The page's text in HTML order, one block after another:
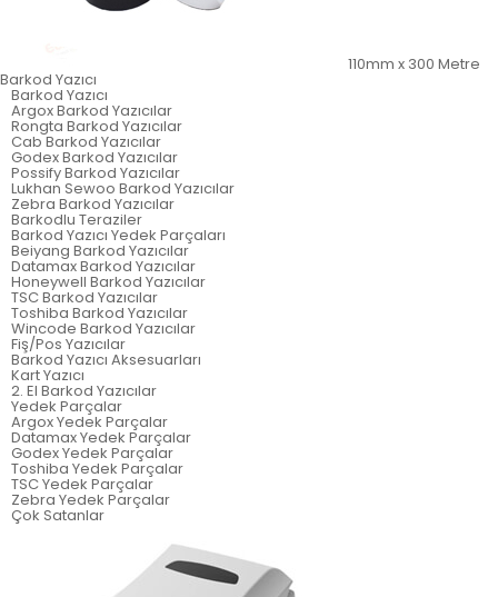
110mm x 300 Metre
Barkod Yazıcı
Barkod Yazıcı
Argox Barkod Yazıcılar
Rongta Barkod Yazıcılar
Cab Barkod Yazıcılar
Godex Barkod Yazıcılar
Possify Barkod Yazıcılar
Lukhan Sewoo Barkod Yazıcılar
Zebra Barkod Yazıcılar
Barkodlu Teraziler
Barkod Yazıcı Yedek Parçaları
Beiyang Barkod Yazıcılar
Datamax Barkod Yazıcılar
Honeywell Barkod Yazıcılar
TSC Barkod Yazıcılar
Toshiba Barkod Yazıcılar
Wincode Barkod Yazıcılar
Fiş/Pos Yazıcılar
Barkod Yazıcı Aksesuarları
Kart Yazıcı
2. El Barkod Yazıcılar
Yedek Parçalar
Argox Yedek Parçalar
Datamax Yedek Parçalar
Godex Yedek Parçalar
Toshiba Yedek Parçalar
TSC Yedek Parçalar
Zebra Yedek Parçalar
Çok Satanlar